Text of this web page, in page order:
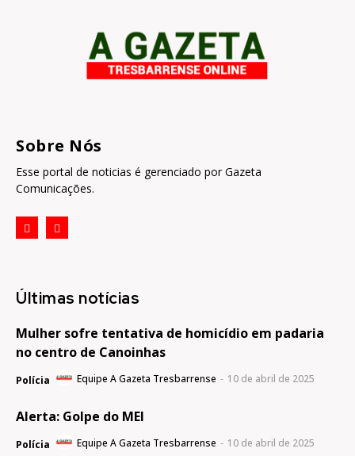
Sobre Nós
Esse portal de noticias é gerenciado por Gazeta
Comunicações.
Últimas notícias
Mulher sofre tentativa de homicídio em padaria
no centro de Canoinhas
Polícia Equipe A Gazeta Tresbarrense - 10 de abril de 2025
Alerta: Golpe do MEI
Polícia Equipe A Gazeta Tresbarrense - 10 de abril de 2025